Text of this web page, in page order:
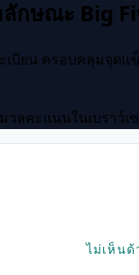
กษณะ Big
เบียน ครอบคลุมจุ
วลคะแนนในเบราว์เ
ไม่เห็นด้